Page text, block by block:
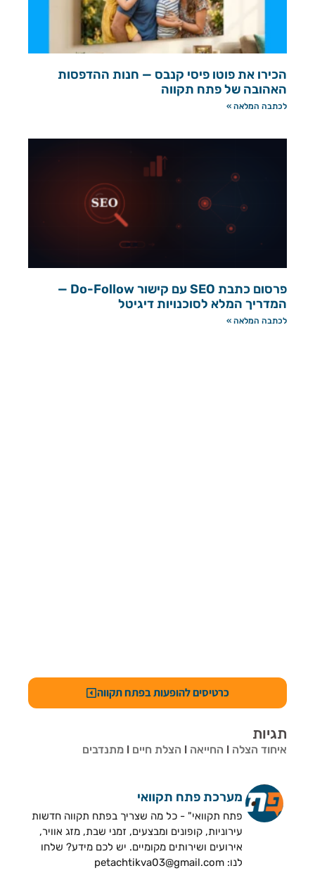
הכירו את פוטו פיסי קנבס — חנות ההדפסות
האהובה של פתח תקווה
לכתבה המלאה »
פרסום כתבת SEO עם קישור Do-Follow —
המדריך המלא לסוכנויות דיגיטל
לכתבה המלאה »
כרטיסים להופעות בפתח תקווה
תגיות
איחוד הצלה החייאה הצלת חיים מתנדבים
מערכת פתח תקוואי
פתח תקוואי" - כל מה שצריך בפתח תקווה חדשות
עירוניות, קופונים ומבצעים, זמני שבת, מזג אוויר,
אירועים ושירותים מקומיים. יש לכם מידע? שלחו
לנו: petachtikva03@gmail.com